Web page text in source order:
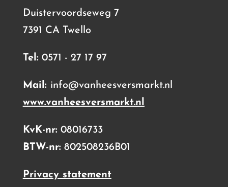
Duistervoordseweg 7
7391 CA Twello
Tel: 0571 - 27 17 97
Mail: info@vanheesversmarkt.nl
www.vanheesversmarkt.nl
KvK-nr: 08016733
BTW-nr: 802508236B01
Privacy statement